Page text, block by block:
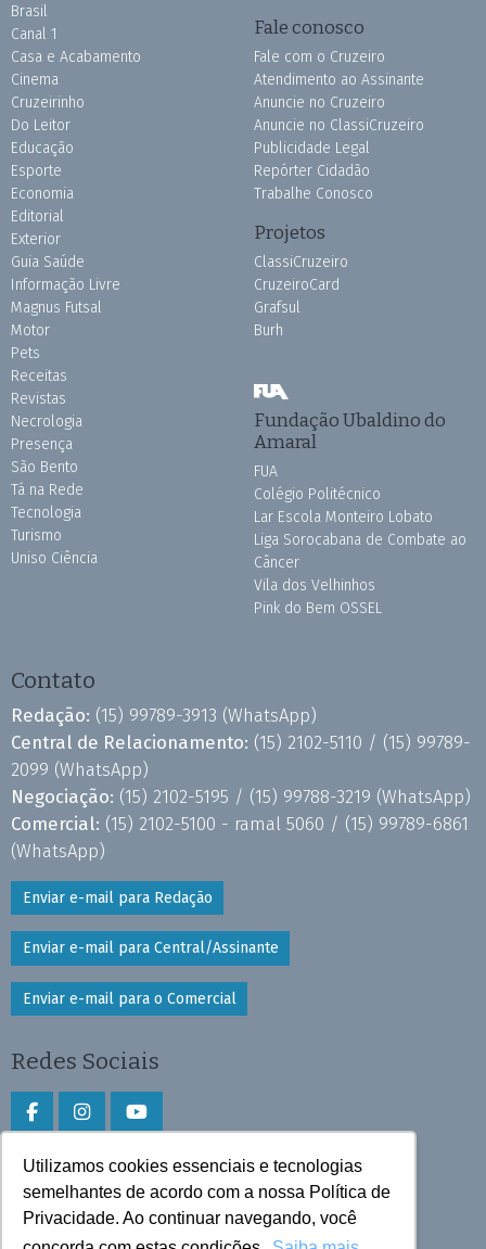
Utilizamos cookies essenciais e tecnologias
semelhantes de acordo com a nossa Política de
Privacidade. Ao continuar navegando, você
Brasil
Canal 1
Casa e Acabamento
Cinema
Cruzeirinho
Do Leitor
Educação
Esporte
Economia
Editorial
Exterior
Guia Saúde
Informação Livre
Magnus Futsal
Motor
Pets
Receitas
Revistas
Necrologia
Presença
São Bento
Tá na Rede
Tecnologia
Turismo
Uniso Ciência
Fale conosco
Fale com o Cruzeiro
Atendimento ao Assinante
Anuncie no Cruzeiro
Anuncie no ClassiCruzeiro
Publicidade Legal
Repórter Cidadão
Trabalhe Conosco
Projetos
ClassiCruzeiro
CruzeiroCard
Grafsul
Burh
Fundação Ubaldino do
Amaral
FUA
Colégio Politécnico
Lar Escola Monteiro Lobato
Liga Sorocabana de Combate ao
Câncer
Vila dos Velhinhos
Pink do Bem OSSEL
Contato
Redação: (15) 99789-3913 (WhatsApp)
Central de Relacionamento: (15) 2102-5110 / (15) 99789-
2099 (WhatsApp)
Negociação: (15) 2102-5195 / (15) 99788-3219 (WhatsApp)
Comercial: (15) 2102-5100 - ramal 5060 / (15) 99789-6861
(WhatsApp)
Enviar e-mail para Redação
Enviar e-mail para Central/Assinante
Enviar e-mail para o Comercial
Redes Sociais
Faça download do aplicativo
Play Store e App Store